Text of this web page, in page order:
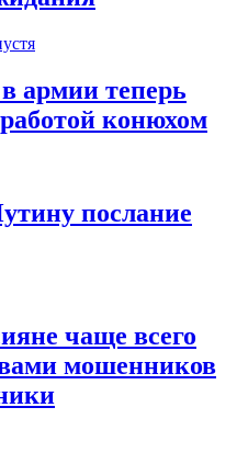
армии теперь
конюхом
послание
чаще всего
мошенников